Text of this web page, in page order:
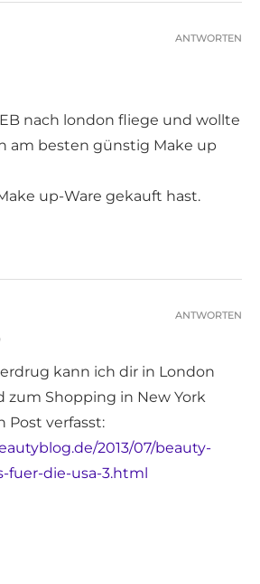
nach london fliege und wollte
am besten günstig Make up
up-Ware gekauft hast.
ANTWORTEN
kann ich dir in London
zum Shopping in New York
Post verfasst:
2013/07/beauty-
fuer-die-usa-3.html
ANTWORTEN